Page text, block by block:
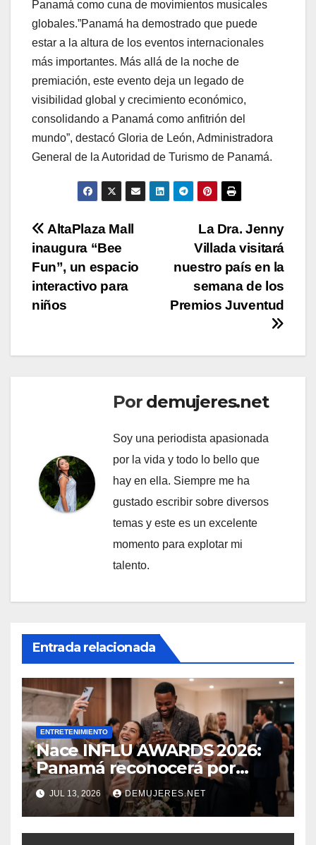
Panamá como cuna de movimientos musicales
globales.”Panamá ha demostrado que puede
estar a la altura de los eventos internacionales
más importantes. Más allá de la noche de
premiación, este evento deja un legado de
visibilidad global y crecimiento económico,
consolidando a Panamá como anfitrión del
mundo”, destacó Gloria de León, Administradora
General de la Autoridad de Turismo de Panamá.
Navegación
de
entradas
La Dra. Jenny
Villada visitará
nuestro país en la
semana de los
Premios Juventud
AltaPlaza Mall
inaugura “Bee
Fun”, un espacio
interactivo para
niños
Por demujeres.net
Soy una periodista apasionada
por la vida y todo lo bello que
hay en ella. Siempre me ha
gustado escribir sobre diversos
temas y este es un excelente
momento para explotar mi
talento.
Entrada relacionada
ENTRETENIMIENTO
Nace INFLU AWARDS 2026:
Panamá reconocerá por
primera vez a sus creadores
de contenido
JUL 13, 2026 DEMUJERES.NET